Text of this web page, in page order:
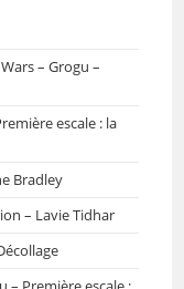
– Grogu –
escale : la
Bradley
– Lavie Tidhar